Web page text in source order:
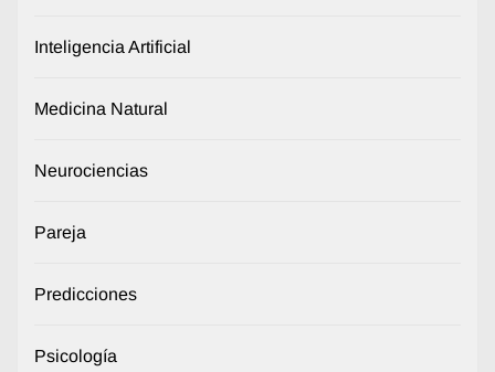
Inteligencia Artificial
Medicina Natural
Neurociencias
Pareja
Predicciones
Psicología